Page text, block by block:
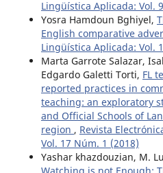
Lingüística Aplicada: Vol.
Yosra Hamdoun Bghiyel,
English comparative
Lingüística Aplicada: Vol.
Marta Garrote Salazar,
Edgardo Galetti Torti, FL
reported practices in
teaching: an exploratory
and Official Schools of
region , Revista
Vol. 17 Núm. 1 (2018)
Yashar khazdouzian, M.